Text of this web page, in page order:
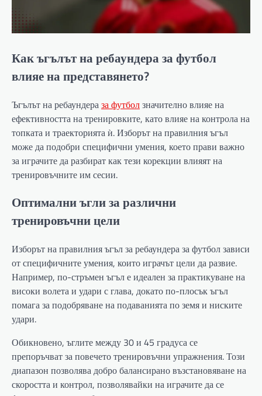
Как ъгълът на ребаундера за футбол
влияе на представянето?
Ъгълът на ребаундераза футболзначително влияе на
ефективността на тренировките, като влияе на контрола на
топката и траекторията ѝ. Изборът на правилния ъгъл
може да подобри специфични умения, което прави важно
за играчите да разбират как тези корекции влияят на
тренировъчните им сесии.
Оптимални ъгли за различни
тренировъчни цели
Изборът на правилния ъгъл за ребаундера за футбол зависи
от специфичните умения, които играчът цели да развие.
Например, по-стръмен ъгъл е идеален за практикуване на
високи волета и удари с глава, докато по-плосък ъгъл
помага за подобряване на подаванията по земя и ниските
удари.
Обикновено, ъглите между 30 и 45 градуса се
препоръчват за повечето тренировъчни упражнения. Този
диапазон позволява добро балансирано възстановяване на
скоростта и контрол, позволявайки на играчите да се